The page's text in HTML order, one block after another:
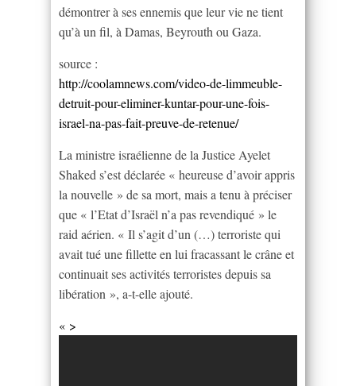
démontrer à ses ennemis que leur vie ne tient
qu’à un fil, à Damas, Beyrouth ou Gaza.
source :
http://coolamnews.com/video-de-limmeuble-
detruit-pour-eliminer-kuntar-pour-une-fois-
israel-na-pas-fait-preuve-de-retenue/
La ministre israélienne de la Justice Ayelet
Shaked s’est déclarée « heureuse d’avoir appris
la nouvelle » de sa mort, mais a tenu à préciser
que « l’Etat d’Israël n’a pas revendiqué » le
raid aérien. « Il s’agit d’un (…) terroriste qui
avait tué une fillette en lui fracassant le crâne et
continuait ses activités terroristes depuis sa
libération », a-t-elle ajouté.
« >